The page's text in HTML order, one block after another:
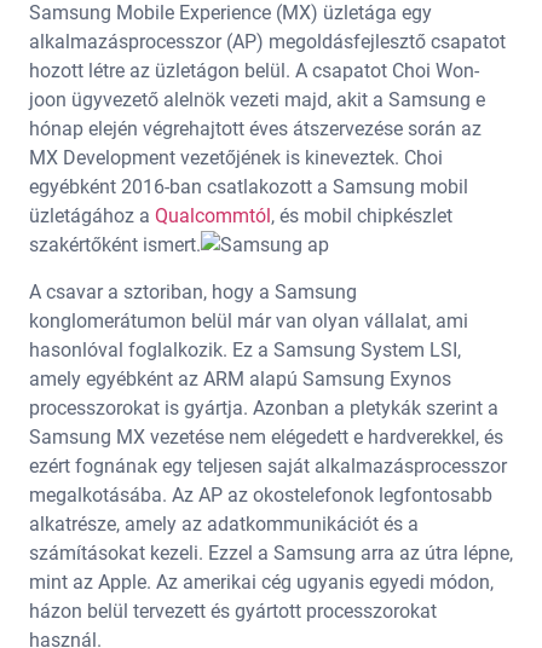
Samsung Mobile Experience (MX) üzletága egy
alkalmazásprocesszor (AP) megoldásfejlesztő csapatot
hozott létre az üzletágon belül. A csapatot Choi Won-
joon ügyvezető alelnök vezeti majd, akit a Samsung e
hónap elején végrehajtott éves átszervezése során az
MX Development vezetőjének is kineveztek. Choi
egyébként 2016-ban csatlakozott a Samsung mobil
üzletágához a Qualcommtól , és mobil chipkészlet
szakértőként ismert.
A csavar a sztoriban, hogy a Samsung
konglomerátumon belül már van olyan vállalat, ami
hasonlóval foglalkozik. Ez a Samsung System LSI,
amely egyébként az ARM alapú Samsung Exynos
processzorokat is gyártja. Azonban a pletykák szerint a
Samsung MX vezetése nem elégedett e hardverekkel, és
ezért fognának egy teljesen saját alkalmazásprocesszor
megalkotásába. Az AP az okostelefonok legfontosabb
alkatrésze, amely az adatkommunikációt és a
számításokat kezeli. Ezzel a Samsung arra az útra lépne,
mint az Apple. Az amerikai cég ugyanis egyedi módon,
házon belül tervezett és gyártott processzorokat
használ.